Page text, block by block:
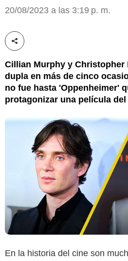
20/08/2023 a las 3:19 p. m.
Compartir esta noticia
Cillian Murphy y Christopher
dupla en más de cinco
no fue hasta 'Oppenheimer'
protagonizar una película del
En la historia del cine son